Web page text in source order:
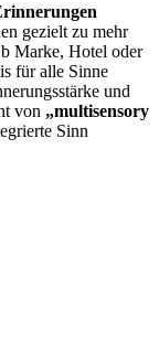
gezielt zu mehr
Marke, Hotel oder
für alle Sinne
und
von „multisensory
Sinn